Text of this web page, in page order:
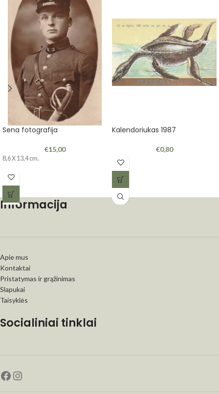
Sena fotografija
€15,00
8,6 X 13,4 cm.
Kalendoriukas 1987
€0,80
Informacija
Apie mus
Kontaktai
Pristatymas ir grąžinimas
Slapukai
Taisyklės
Socialiniai tinklai